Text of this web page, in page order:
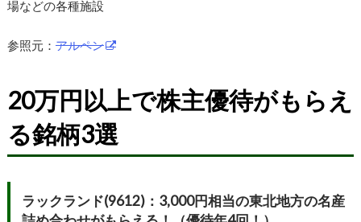
場などの各種施設
参照元： アルペン
20万円以上で株主優待がもらえ
る銘柄3選
ラックランド(9612)：3,000円相当の東北地方の名産